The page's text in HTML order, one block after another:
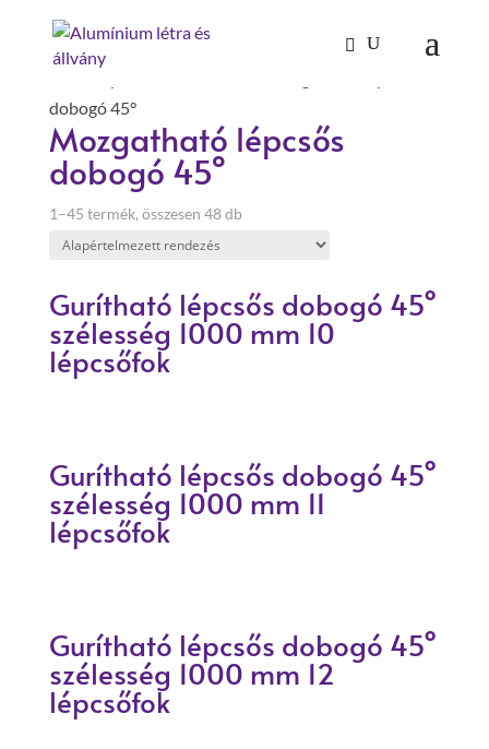
dobogó 45°
Mozgatható lépcsős
dobogó 45°
1–45 termék, összesen 48 db
Gurítható lépcsős dobogó 45°
szélesség 1000 mm 10
lépcsőfok
Gurítható lépcsős dobogó 45°
szélesség 1000 mm 11
lépcsőfok
Gurítható lépcsős dobogó 45°
szélesség 1000 mm 12
lépcsőfok